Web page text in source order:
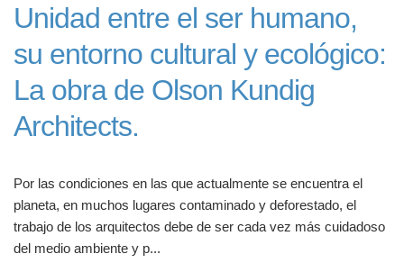
Unidad entre el ser humano,
su entorno cultural y ecológico:
La obra de Olson Kundig
Architects.
Por las condiciones en las que actualmente se encuentra el
planeta, en muchos lugares contaminado y deforestado, el
trabajo de los arquitectos debe de ser cada vez más cuidadoso
del medio ambiente y p...